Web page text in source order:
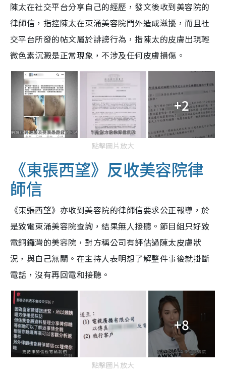
陳太在社交平台分享自己的經歷，發文後收到美容院的
律師信，指控陳太在東涌美容院門外造成滋擾，而且社
交平台所發的帖文屬於誹謗行為，指陳太的皮膚出現輕
微色素沉澱是正常現象，不涉及任何皮膚損傷。
+2
點擊圖片放大
《東張西望》反收美容院律
師信
《東張西望》亦收到美容院的律師信要求公正報導，於
是致電東涌美容院查詢，結果無人接聽。節目組只好致
電銅鑼灣的美容院，對方稱公司有評估過陳太皮膚狀
況，與自己無關。在主持人表明想了解整件事後就掛斷
電話，沒有再回電和接聽。
+8
點擊圖片放大